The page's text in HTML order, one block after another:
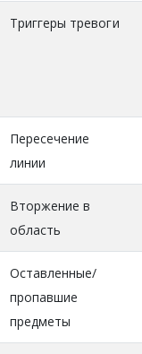
Триггеры тревоги
Пересечение
линии
Вторжение в
область
Оставленные/
пропавшие
предметы